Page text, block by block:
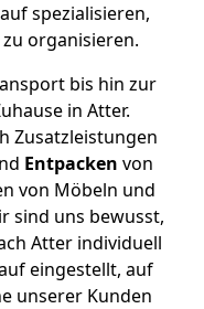
spezialisieren,
organisieren.
bis hin zur
in Atter.
Zusatzleistungen
Entpacken von
von Möbeln und
sind uns bewusst,
Atter individuell
eingestellt, auf
unserer Kunden